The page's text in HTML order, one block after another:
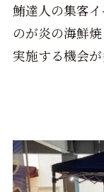
鮪達人の集客
のが炎の海鮮
実施する機会が